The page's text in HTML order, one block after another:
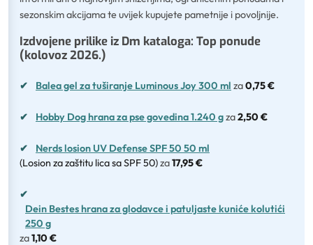
sezonskim akcijama te uvijek kupujete pametnije i povoljnije.
Izdvojene prilike iz Dm kataloga: Top ponude
(kolovoz 2026.)
✔ Balea gel za tuširanje Luminous Joy 300 ml za0,75 €
✔ Hobby Dog hrana za pse govedina 1.240 gza2,50 €
✔
Nerds losion UV Defense SPF 50 50 ml
(Losion za zaštitu lica sa SPF 50)za17,95 €
✔
Dein Bestes hrana za glodavce i patuljaste kuniće kolutići
250 g
za1,10 €